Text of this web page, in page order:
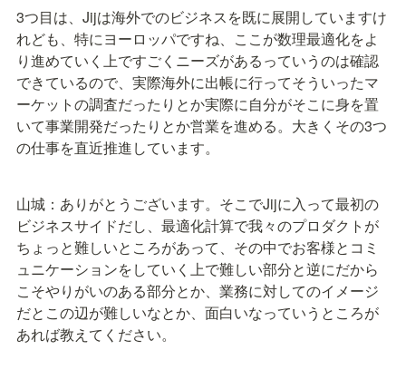
3つ目は、Jijは海外でのビジネスを既に展開していますけ
れども、特にヨーロッパですね、ここが数理最適化をよ
り進めていく上ですごくニーズがあるっていうのは確認
できているので、実際海外に出帳に行ってそういったマ
ーケットの調査だったりとか実際に自分がそこに身を置
いて事業開発だったりとか営業を進める。大きくその3つ
の仕事を直近推進しています。
山城：ありがとうございます。そこでJijに入って最初の
ビジネスサイドだし、最適化計算で我々のプロダクトが
ちょっと難しいところがあって、その中でお客様とコミ
ュニケーションをしていく上で難しい部分と逆にだから
こそやりがいのある部分とか、業務に対してのイメージ
だとこの辺が難しいなとか、面白いなっていうところが
あれば教えてください。